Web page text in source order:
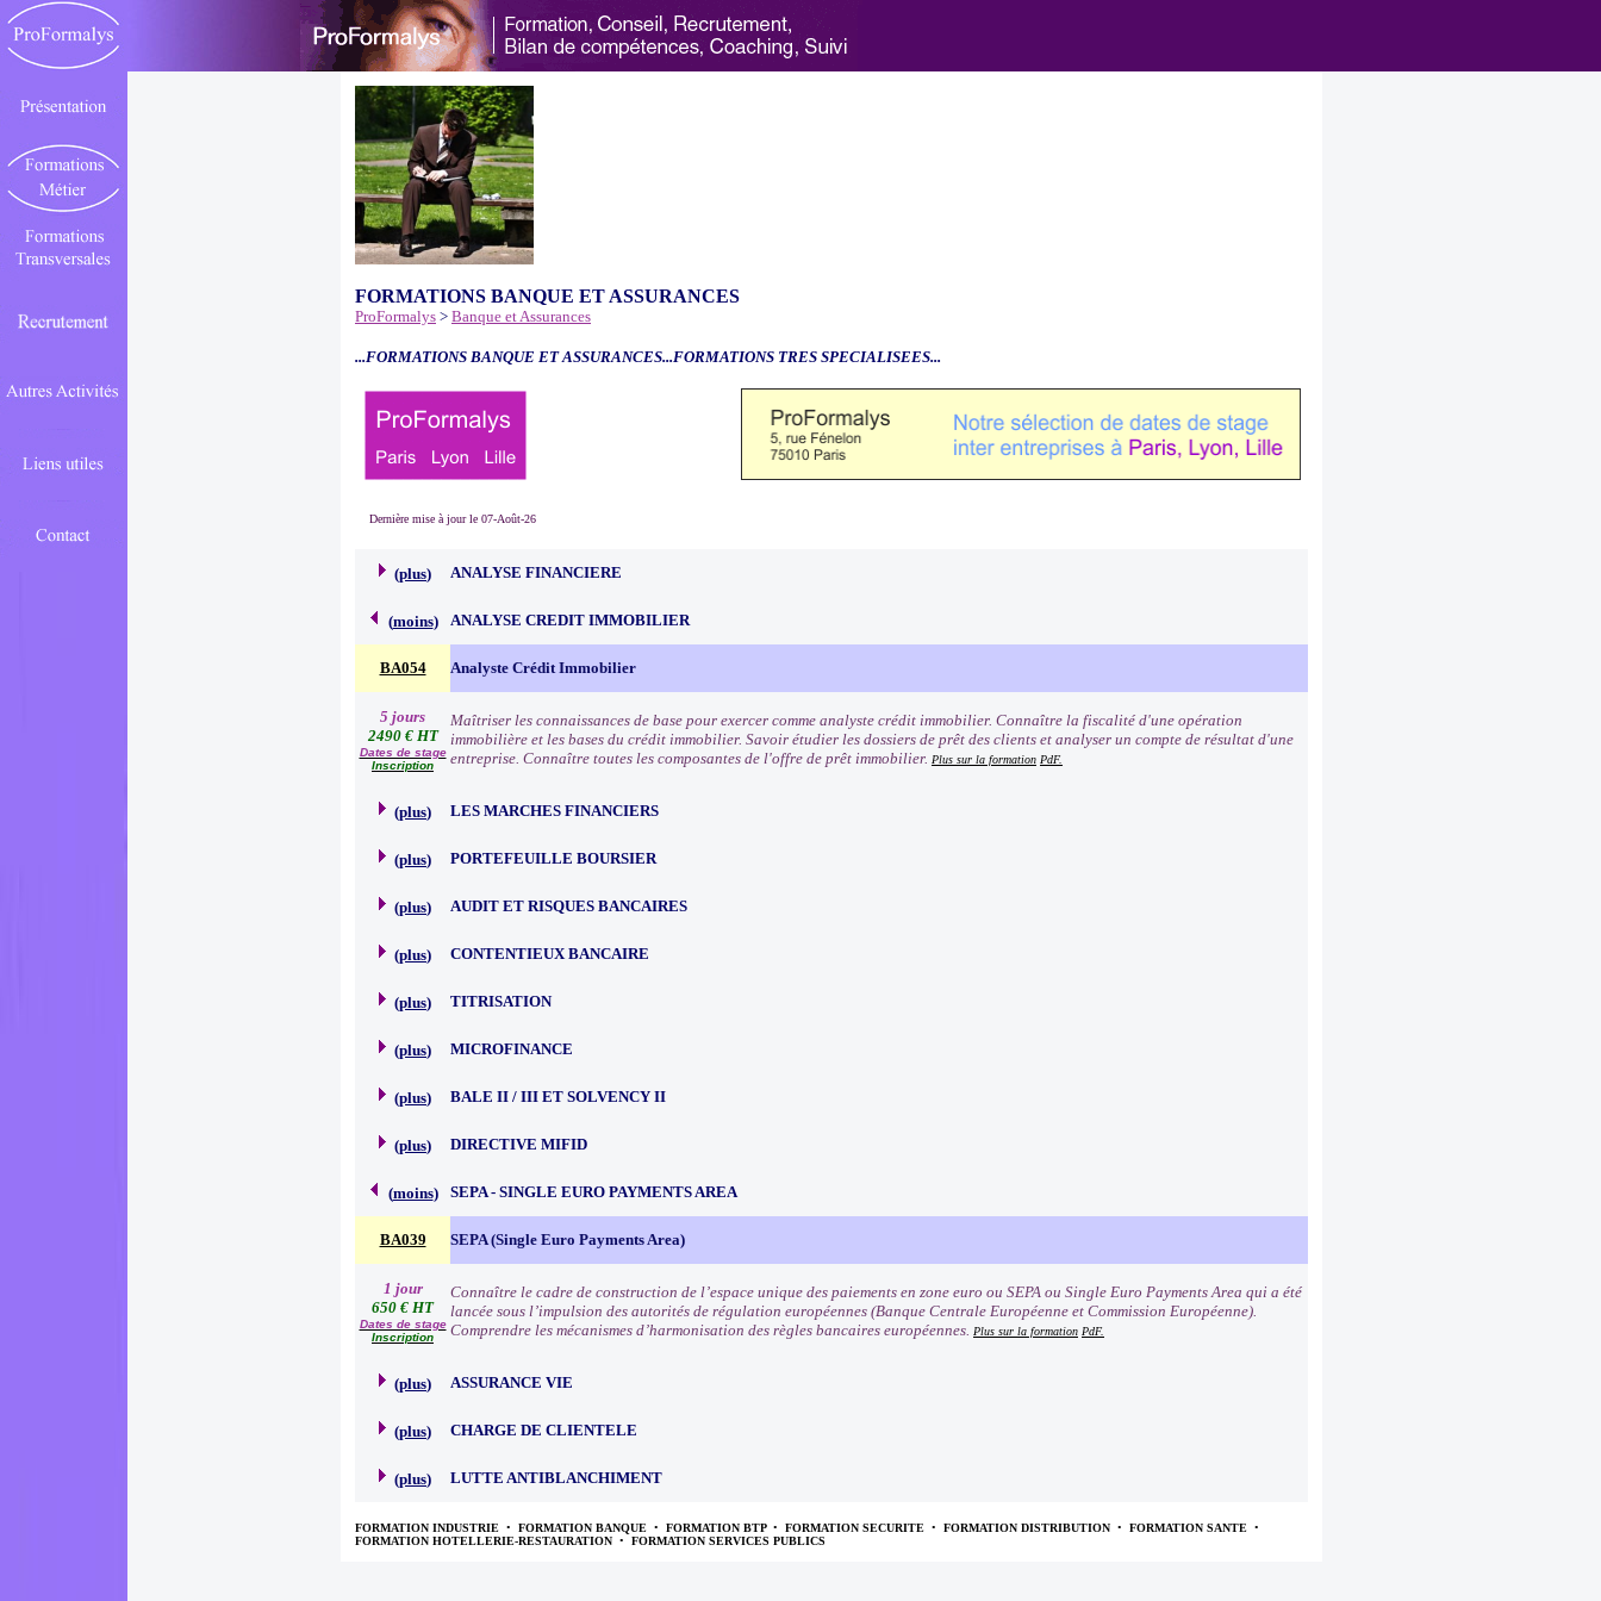
FORMATIONS BANQUE ET ASSURANCES
ProFormalys > Banque et Assurances
...FORMATIONS BANQUE ET ASSURANCES...FORMATIONS TRES SPECIALISEES...
Dernière mise à jour le 07-Août-26
(plus) ANALYSE FINANCIERE
(moins) ANALYSE CREDIT IMMOBILIER
BA054 Analyste Crédit Immobilier
5 jours
2490 € HT
Dates de stage
Inscription
Maîtriser les connaissances de base pour exercer comme analyste crédit immobilier. Connaître la fiscalité d'une opération
immobilière et les bases du crédit immobilier. Savoir étudier les dossiers de prêt des clients et analyser un compte de résultat d'une
entreprise. Connaître toutes les composantes de l'offre de prêt immobilier. Plus sur la formation PdF.
(plus) LES MARCHES FINANCIERS
(plus) PORTEFEUILLE BOURSIER
(plus) AUDIT ET RISQUES BANCAIRES
(plus) CONTENTIEUX BANCAIRE
(plus) TITRISATION
(plus) MICROFINANCE
(plus) BALE II / III ET SOLVENCY II
(plus) DIRECTIVE MIFID
(moins) SEPA - SINGLE EURO PAYMENTS AREA
BA039 SEPA (Single Euro Payments Area)
1 jour
650 € HT
Dates de stage
Inscription
Connaître le cadre de construction de l’espace unique des paiements en zone euro ou SEPA ou Single Euro Payments Area qui a été
lancée sous l’impulsion des autorités de régulation européennes (Banque Centrale Européenne et Commission Européenne).
Comprendre les mécanismes d’harmonisation des règles bancaires européennes. Plus sur la formation PdF.
(plus) ASSURANCE VIE
(plus) CHARGE DE CLIENTELE
(plus) LUTTE ANTIBLANCHIMENT
FORMATION INDUSTRIE • FORMATION BANQUE • FORMATION BTP • FORMATION SECURITE • FORMATION DISTRIBUTION • FORMATION SANTE •
FORMATION HOTELLERIE-RESTAURATION • FORMATION SERVICES PUBLICS